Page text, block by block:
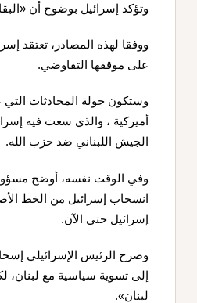
وتؤكد إسرائيل بوضوح أن
ووفقا لهذه المصادر، تعتقد
على موقفها التفاوضي.
وستكون جولة المحادثات التي
أميركية ، والذي سعت فيه
الجيش اللبناني ضد حزب الله.
وفي الوقت نفسه، أوضح
انسحاب إسرائيل من الخط
إسرائيل حتى الآن.
وصرح الرئيس الإسرائيلي
إلى تسوية سياسية مع
لبنان».